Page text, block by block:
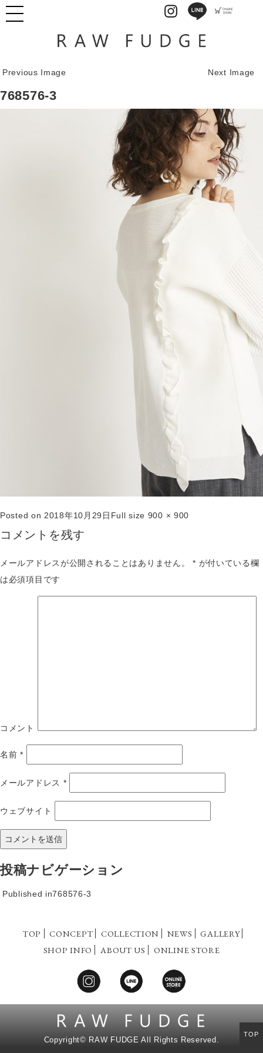
Previous Image Next Image
768576-3
Posted on 2018年10月29日 Full size 900 × 900
コメントを残す
メールアドレスが公開されることはありません。 * が付いている欄
は必須項目です
コメント
名前*
メールアドレス *
ウェブサイト
投稿ナビゲーション
Published in768576-3
TOP CONCEPT COLLECTION NEWS
GALLERY
SHOP INFO
ABOUT US ONLINE STORE
Copyright© RAW FUDGE All Rights Reserved.
TOP